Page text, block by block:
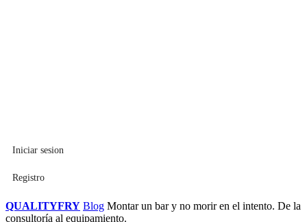
Iniciar sesion
Registro
QUALITYFRY Blog Montar un bar y no morir en el intento. De la
consultoría al equipamiento.